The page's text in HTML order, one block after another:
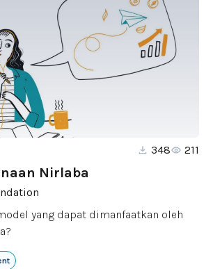
348 211
Nirlaba
yang dapat dimanfaatkan oleh